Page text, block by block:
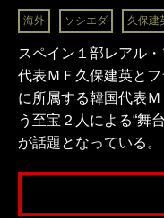
海外 ソシエダ 久保建
スペイン１部レアル
代表ＭＦ久保建英と
に所属する韓国代表
う至宝２人による“舞
が話題となっている